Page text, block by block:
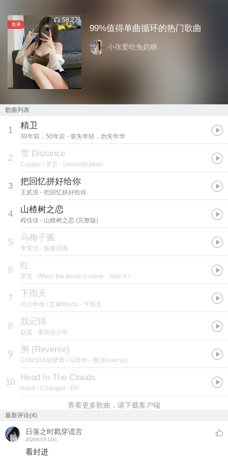
歌单
58.2万
99%值得单曲循环的热门歌曲
小张爱吃兔奶糖
歌曲列表
1 精卫
30年前，50年后 - 丧失年轻，勿失年华
2 雪 Distance
Capper / 罗言 - Uniconfication
3 把回忆拼好给你
王贰浪 - 把回忆拼好给你
4 山楂树之恋
程佳佳 - 山楂树之恋 (完整版)
5 乌梅子酱
李荣浩 - 纵横四海
6 红
罗言 - When the world is came，take it！
7 下雨天
与少年他 / 芝麻Mochi - 下雨天
8 我记得
赵雷 - 署前街少年
9 溯 (Reverse)
CORSAK胡梦周 / 马吟吟 - 溯 (Reverse)
10 Head In The Clouds
Hayd - Changes - EP
查看更多歌曲，请下载客户端
最新评论(4)
日落之时戳穿谎言
2026年5月12日
看封进